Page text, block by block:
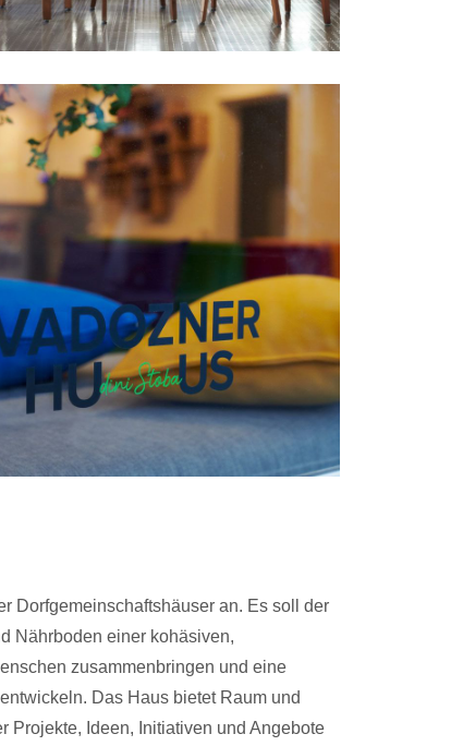
Dorfgemeinschaftshäuser an. Es soll der
Nährboden einer kohäsiven,
zusammenbringen und eine
Das Haus bietet Raum und
Projekte, Ideen, Initiativen und Angebote